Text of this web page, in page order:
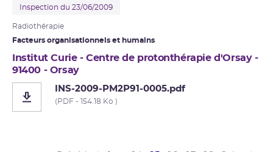
Inspection du 23/06/2009
Radiothérapie
Facteurs organisationnels et humains
Institut Curie - Centre de protonthérapie d'Orsay -
91400 - Orsay
INS-2009-PM2P91-0005.pdf
(PDF - 154.18 Ko )